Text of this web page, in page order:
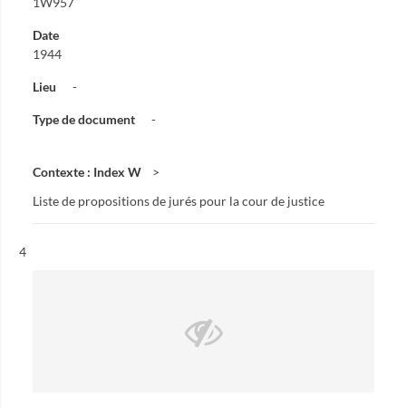
Date
1944
Lieu -
Type de document -
Contexte : Index W
Liste de propositions de jurés pour la cour de justice
Résultat n°
4